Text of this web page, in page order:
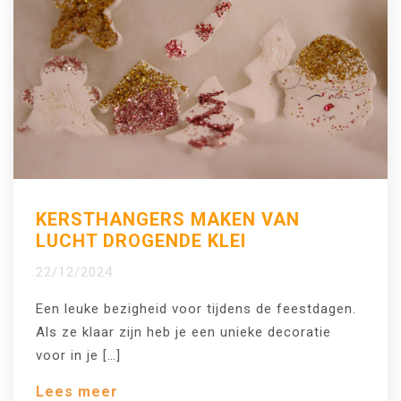
KERSTHANGERS MAKEN VAN
LUCHT DROGENDE KLEI
22/12/2024
Een leuke bezigheid voor tijdens de feestdagen.
Als ze klaar zijn heb je een unieke decoratie
voor in je […]
Lees meer